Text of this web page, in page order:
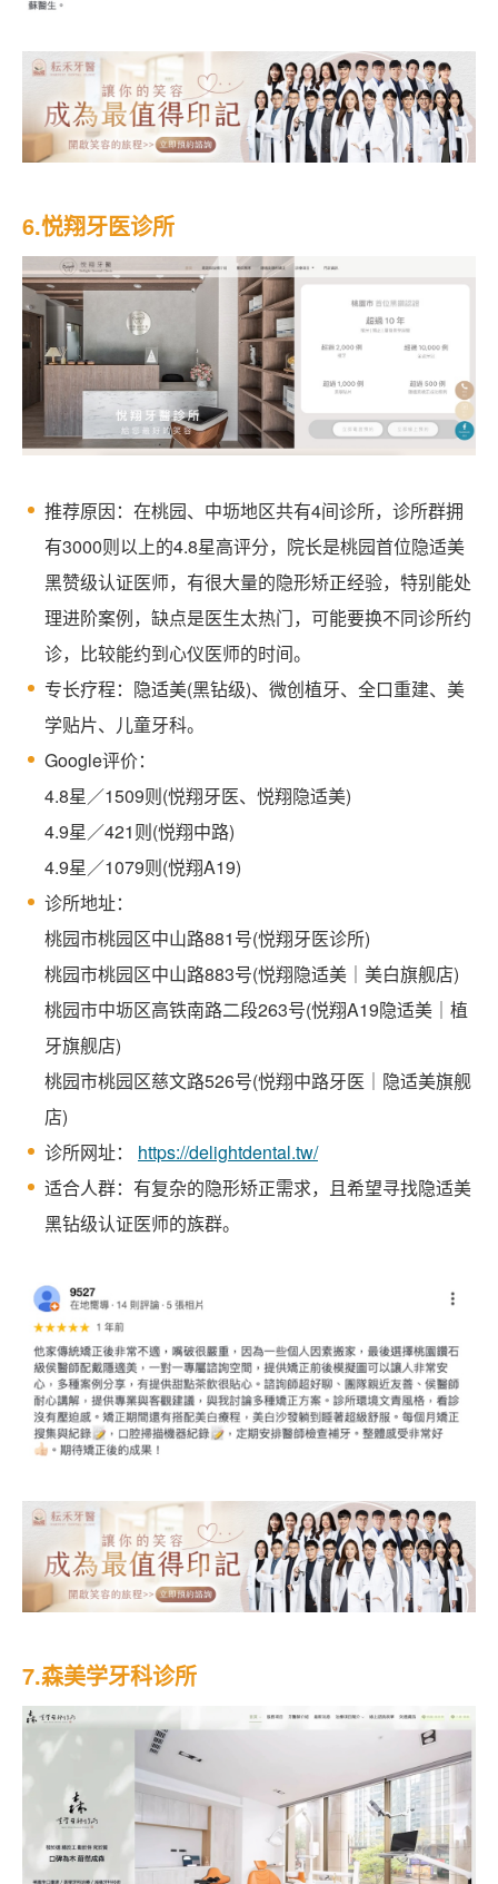
6.悦翔牙医诊所
推荐原因：在桃园、中坜地区共有4间诊所，诊所群拥
有3000则以上的4.8星高评分，院长是桃园首位隐适美
黑赞级认证医师，有很大量的隐形矫正经验，特别能处
理进阶案例，缺点是医生太热门，可能要换不同诊所约
诊，比较能约到心仪医师的时间。
专长疗程：隐适美(黑钻级)、微创植牙、全口重建、美
学贴片、儿童牙科。
Google评价：
4.8星／1509则(悦翔牙医、悦翔隐适美)
4.9星／421则(悦翔中路)
4.9星／1079则(悦翔A19)
诊所地址：
桃园市桃园区中山路881号(悦翔牙医诊所)
桃园市桃园区中山路883号(悦翔隐适美｜美白旗舰店)
桃园市中坜区高铁南路二段263号(悦翔A19隐适美｜植
牙旗舰店)
桃园市桃园区慈文路526号(悦翔中路牙医｜隐适美旗舰
店)
诊所网址： https://delightdental.tw/
适合人群：有复杂的隐形矫正需求，且希望寻找隐适美
黑钻级认证医师的族群。
7.森美学牙科诊所